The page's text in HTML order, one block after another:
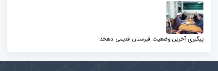
پیگیری آخرین وضعیت قبرستان قدیمی دهخدا